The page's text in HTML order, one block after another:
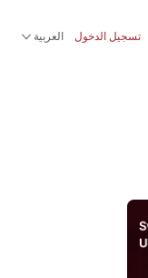
تسجيل الدخول العربية